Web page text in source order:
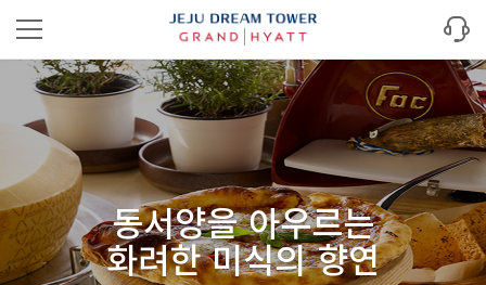
동서양을 아우르는
화려한 미식의 향연